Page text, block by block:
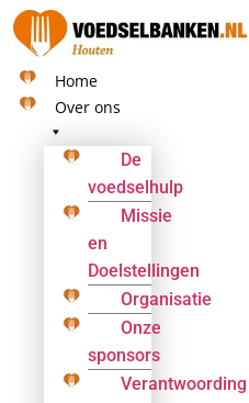
Ga
naar
de
inhoud
Home
Over ons
De
voedselhulp
Missie
en
Doelstellingen
Organisatie
Onze
sponsors
Verantwoording